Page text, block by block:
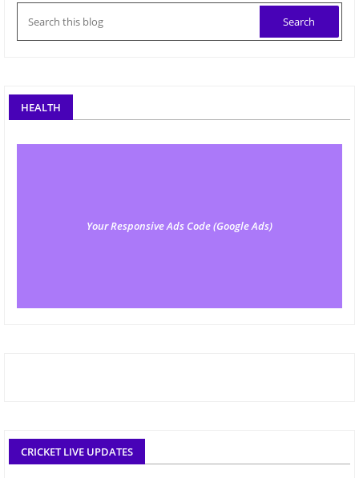
HEALTH
Your Responsive Ads Code (Google Ads)
CRICKET LIVE UPDATES